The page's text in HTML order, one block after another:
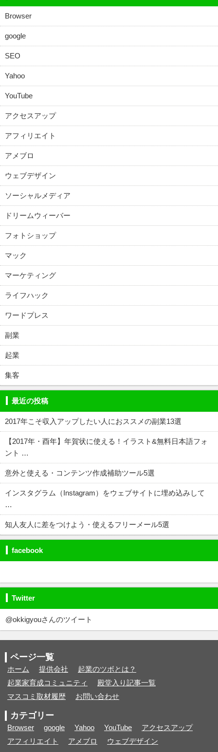
Browser
google
SEO
Yahoo
YouTube
アクセスアップ
アフィリエイト
アメブロ
ウェブデザイン
ソーシャルメディア
ドリームウィーバー
フォトショップ
マック
マーケティング
ライフハック
ワードプレス
副業
起業
集客
最近の投稿
2017年こそ収入アップしたい人におススメの副業13選
【2017年・酉年】年賀状に使える！イラスト&無料日本語フォ
ント …
意外と使える・コンテンツ作成補助ツール5選
インスタグラム（Instagram）をウェブサイトに埋め込みして
…
知人友人に差をつけよう・使えるフリーメール5選
facebook
Twitter
@okkigyouさんのツイート
ページ一覧
ホーム 提供会社
起業のツボとは？
起業家育成コミュニティ
殿堂入り記事一覧
マスコミ取材履歴
お問い合わせ
カテゴリー
Browser google Yahoo YouTube
アクセスアップ
アフィリエイト
アメブロ
ウェブデザイン